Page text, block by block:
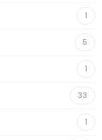
1
5
1
33
1